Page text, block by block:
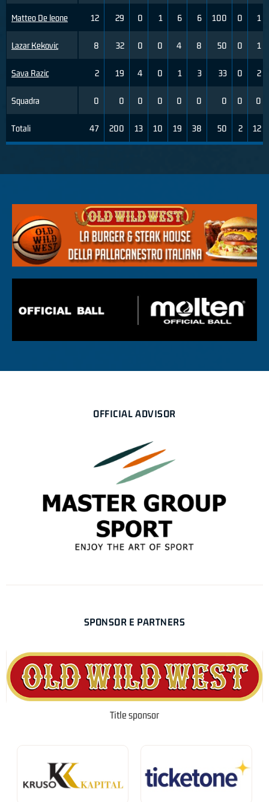
Matteo De leone
Lazar Kekovic
Sava Razic
Squadra
Totali
12 29 0 1 6 6 100 0 1
8 32 0 0 4 8 50 0 1
2 19 4 0 1 3 33 0 2
0 0 0 0 0 0 0 0 0
47 200 13 10 19 38 50 2 12
OFFICIAL ADVISOR
SPONSOR E PARTNERS
Title sponsor